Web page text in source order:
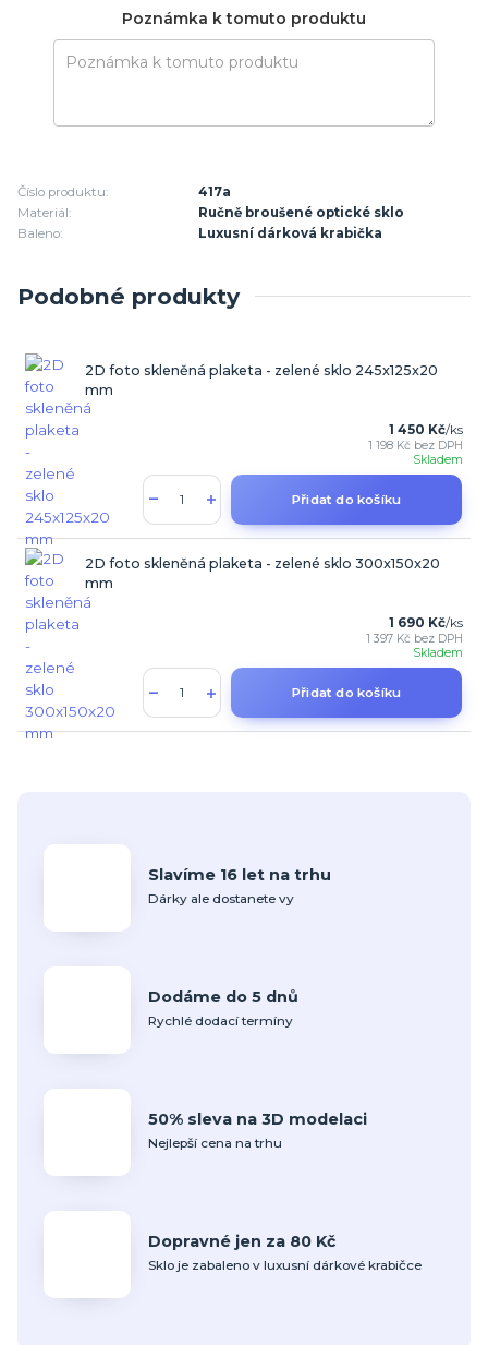
Poznámka k tomuto produktu
Číslo produktu:
417a
Materiál:
Ručně broušené optické sklo
Baleno:
Luxusní dárková krabička
Podobné produkty
2D foto skleněná plaketa - zelené sklo 245x125x20
mm
1 450 Kč/ks
1 198 Kč bez DPH
Skladem
Přidat do košíku
2D foto skleněná plaketa - zelené sklo 300x150x20
mm
1 690 Kč/ks
1 397 Kč bez DPH
Skladem
Přidat do košíku
Slavíme 16 let na trhu
Dárky ale dostanete vy
Dodáme do 5 dnů
Rychlé dodací termíny
50% sleva na 3D modelaci
Nejlepší cena na trhu
Dopravné jen za 80 Kč
Sklo je zabaleno v luxusní dárkové krabičce